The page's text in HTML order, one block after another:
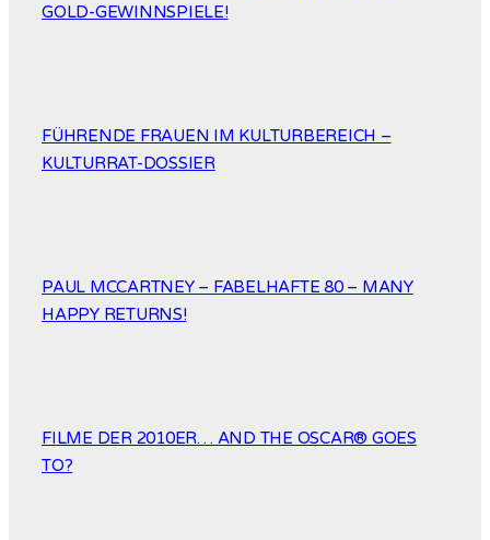
GOLD-GEWINNSPIELE!
FÜHRENDE FRAUEN IM KULTURBEREICH –
KULTURRAT-DOSSIER
PAUL MCCARTNEY – FABELHAFTE 80 – MANY
HAPPY RETURNS!
FILME DER 2010ER… AND THE OSCAR® GOES
TO?